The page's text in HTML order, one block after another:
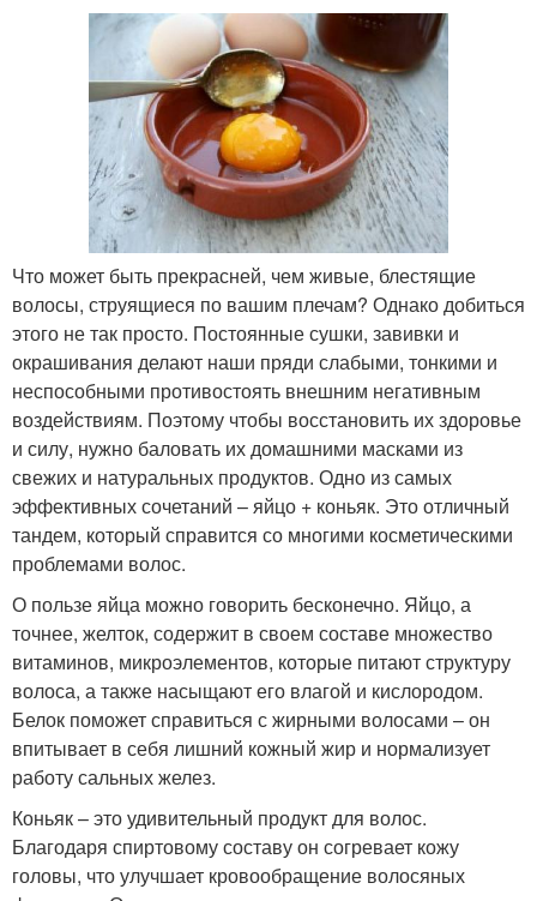
Что может быть прекрасней, чем живые, блестящие
волосы, струящиеся по вашим плечам? Однако добиться
этого не так просто. Постоянные сушки, завивки и
окрашивания делают наши пряди слабыми, тонкими и
неспособными противостоять внешним негативным
воздействиям. Поэтому чтобы восстановить их здоровье
и силу, нужно баловать их домашними масками из
свежих и натуральных продуктов. Одно из самых
эффективных сочетаний – яйцо + коньяк. Это отличный
тандем, который справится со многими косметическими
проблемами волос.
О пользе яйца можно говорить бесконечно. Яйцо, а
точнее, желток, содержит в своем составе множество
витаминов, микроэлементов, которые питают структуру
волоса, а также насыщают его влагой и кислородом.
Белок поможет справиться с жирными волосами – он
впитывает в себя лишний кожный жир и нормализует
работу сальных желез.
Коньяк – это удивительный продукт для волос.
Благодаря спиртовому составу он согревает кожу
головы, что улучшает кровообращение волосяных